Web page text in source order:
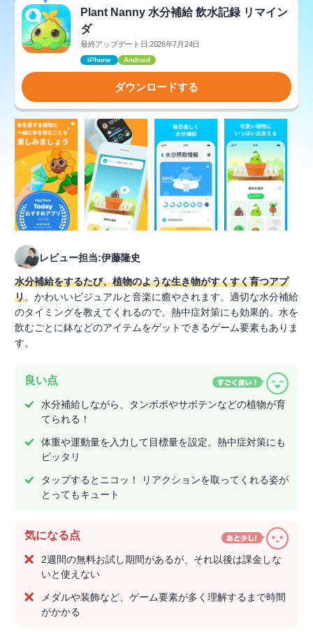
Plant Nanny 水分補給 飲水記録 リマイン
ダ
最終アップデート日:2026年7月24日
iPhone Android
ダウンロードする
レビュー担当:伊藤隆史
水分補給をするたび、植物のような生き物がすくすく育つアプ
リ。かわいいビジュアルと音楽に癒やされます。適切な水分補給
のタイミングを教えてくれるので、熱中症対策にも効果的。水を
飲むごとに鉢などのアイテムをゲットできるゲーム要素もありま
す。
良い点
水分補給しながら、タンポポやサボテンなどの植物が育
てられる！
体重や運動量を入力して目標量を設定。熱中症対策にも
ピッタリ
タップするとニコッ！ リアクションを取ってくれる姿が
とってもキュート
気になる点
2週間の無料お試し期間があるが、それ以後は課金しな
いと使えない
メダルや装飾など、ゲーム要素が多く理解するまで時間
がかかる